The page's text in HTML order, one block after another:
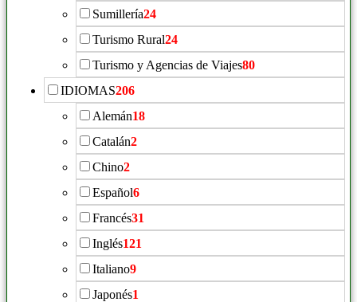
Sumillería24
Turismo Rural24
Turismo y Agencias de Viajes80
IDIOMAS206
Alemán18
Catalán2
Chino2
Español6
Francés31
Inglés121
Italiano9
Japonés1